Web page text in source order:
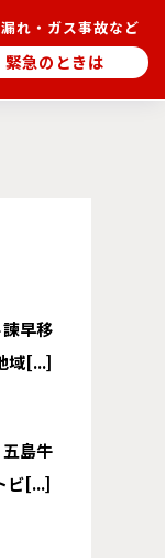
れ・ガス事故など
緊急のときは
早移
域[...]
島牛
ビ[...]